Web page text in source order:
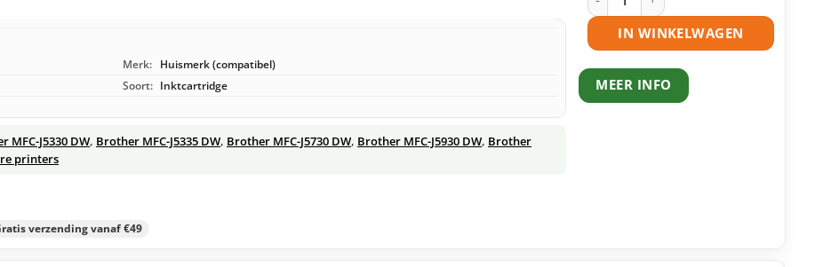
Merk: Huismerk (compatibel)
Soort: Inktcartridge
MFC-J5330 DW, Brother MFC-J5335 DW, Brother MFC-J5730 DW, Brother MFC-J5930 DW, Brother
printers
verzending vanaf €49
IN WINKELWAGEN
MEER INFO